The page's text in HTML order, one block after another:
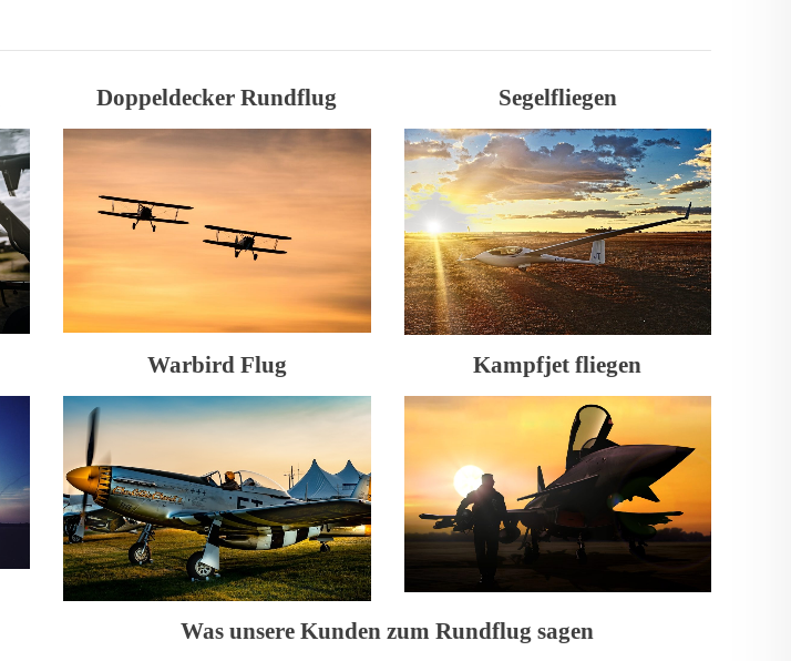
Doppeldecker Rundflug Segelfliegen
Warbird Flug Kampfjet fliegen
Was unsere Kunden zum Rundflug sagen